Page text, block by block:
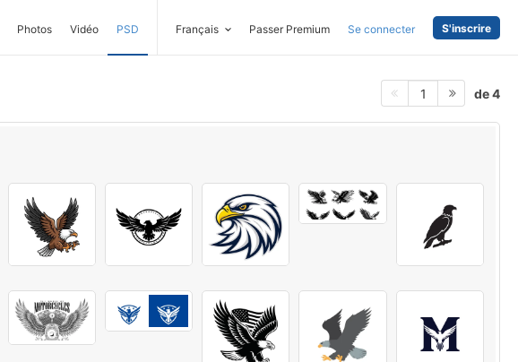
Photos Vidéo PSD Français Passer Premium Se connecter S'inscrire
1 de 4